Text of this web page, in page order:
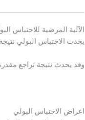
الآلية المرضية للاحتباس
يحدث الاحتباس البولي
وقد يحدث نتيجة تراجع
اعراض الاحتباس البولي